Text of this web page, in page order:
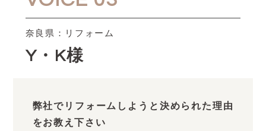
奈良県：リフォーム
Y・K様
弊社でリフォームしようと決められた理由
をお教え下さい